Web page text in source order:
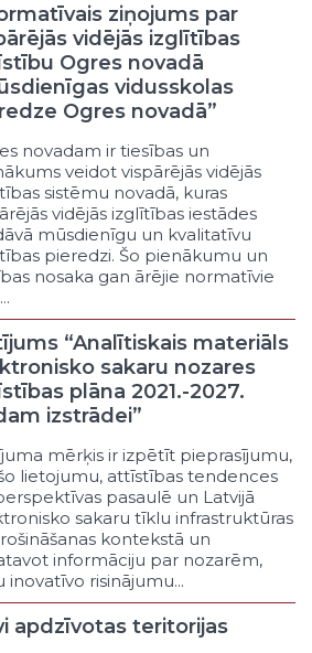
administrēšanas veids
pieejamība
resursu pieejamība
infrastruktūras
subsidēšana, nodokļu
nodevu atlaides
uzņēmumos vai
interešu lobēšana
veicināšanas veids
infrastruktūras
īpašuma apsaimniekošana
apsaimniekošanas veids
nodrošinot
pakalpojumus
īstenojot
funkcijas
vairojot
resursus
sniedzot sociālo
ziņojums par
vidējās izglītības
Ogres novadā
vidusskolas
Ogres novadā”
novadam ir tiesības un
veidot vispārējās vidējās
sistēmu novadā, kuras
vidējās izglītības iestādes
mūsdienīgu un kvalitatīvu
pieredzi. Šo pienākumu un
nosaka gan ārējie normatīvie
“Analītiskais materiāls
sakaru nozares
plāna 2021.-2027.
izstrādei”
mērķis ir izpētīt pieprasījumu,
lietojumu, attīstības tendences
pasaulē un Latvijā
sakaru tīklu infrastruktūras
kontekstā un
informāciju par nozarēm,
inovatīvo risinājumu...
apdzīvotas teritorijas